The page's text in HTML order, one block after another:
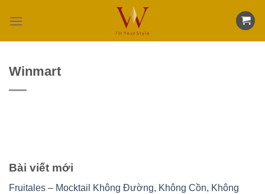
Winmart
Bài viết mới
Fruitales – Mocktail Không Đường, Không Cồn, Không